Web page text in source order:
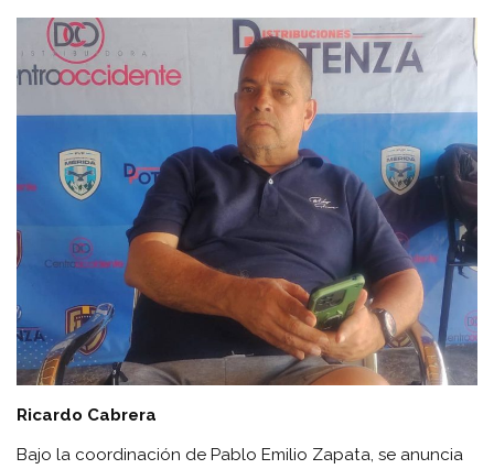
Ricardo Cabrera
Bajo la coordinación de Pablo Emilio Zapata, se anuncia